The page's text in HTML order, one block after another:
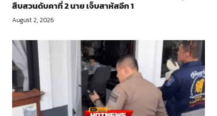
สืบสวนดับคาที่ 2 นาย เจ็บสาหัสอีก 1
August 2, 2026